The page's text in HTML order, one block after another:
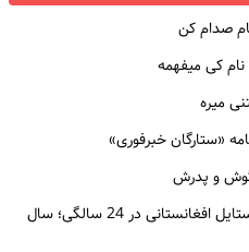
صدام کن
نام کی میفهمه
میره
«ستارگان خبرفوری»
و پدرش
سفر به گذشته؛ گوگوش با تیپ و استایل افغانستانی در 24 سالگی؛ سال